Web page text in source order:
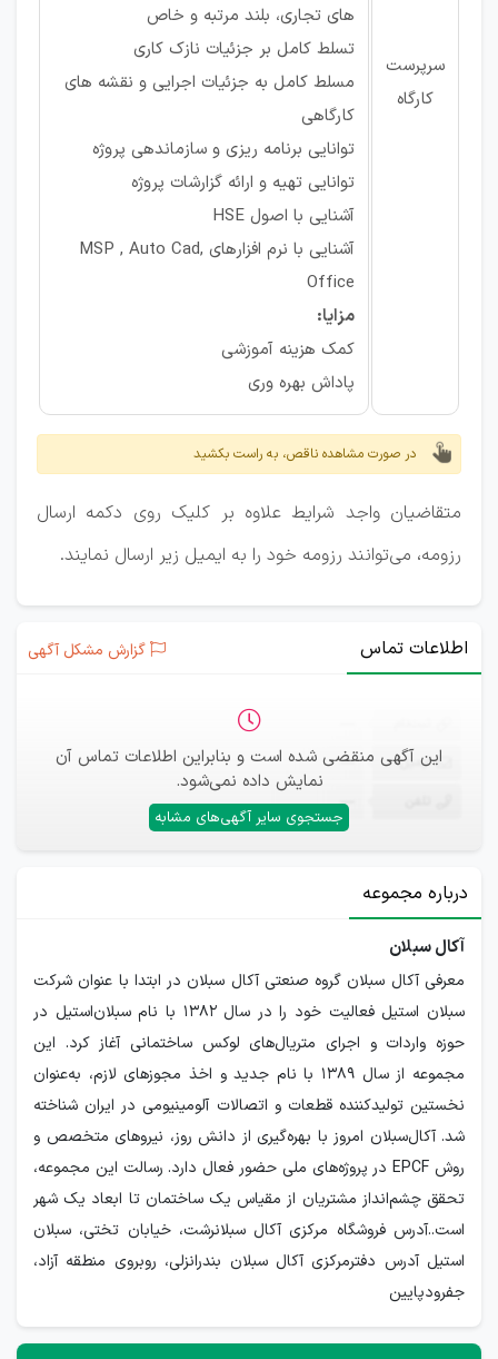
سرپرست
کارگاه
های تجاری، بلند مرتبه و خاص
تسلط کامل بر جزئیات نازک کاری
مسلط کامل به جزئیات اجرایی و نقشه های
کارگاهی
توانایی برنامه ریزی و سازماندهی پروژه
توانایی تهیه و ارائه گزارشات پروژه
آشنایی با اصول HSE
آشنایی با نرم افزارهای MSP , Auto Cad,
Office
مزایا:
کمک هزینه آموزشی
پاداش بهره وری
در صورت مشاهده ناقص، به راست بکشید
متقاضیان واجد شرایط علاوه بر کلیک روی دکمه ارسال
رزومه، می‌توانند رزومه خود را به ایمیل زیر ارسال نمایند.
اطلاعات تماس گزارش مشکل آگهی
این آگهی منقضی شده است و بنابراین اطلاعات تماس آن
نمایش داده نمی‌شود.
جستجوی سایر آگهی‌های مشابه
ایمیل —
—
درباره مجموعه
آکال سبلان
معرفی آکال سبلان گروه صنعتی آکال‌ سبلان در ابتدا با عنوان شرکت
سبلان‌ استیل فعالیت خود را در سال ۱۳۸۲ با نام سبلان‌استیل در
حوزه واردات و اجرای متریال‌های لوکس ساختمانی آغاز کرد. این
مجموعه از سال ۱۳۸۹ با نام جدید و اخذ مجوزهای لازم، به‌عنوان
نخستین تولیدکننده قطعات و اتصالات آلومینیومی در ایران شناخته
شد. آکال‌سبلان امروز با بهره‌گیری از دانش روز، نیروهای متخصص و
روش EPCF در پروژه‌های ملی حضور فعال دارد. رسالت این مجموعه،
تحقق چشم‌انداز مشتریان از مقیاس یک ساختمان تا ابعاد یک شهر
است..آدرس فروشگاه مرکزی آکال سبلانرشت، خیابان تختی، سبلان
استیل آدرس دفترمرکزی آکال سبلان بندرانزلی، روبروی منطقه آزاد،
جفرودپایین